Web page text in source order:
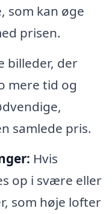
som kan øge
prisen.
billeder, der
mere tid og
samlede pris.
Hvis
op i svære eller
som høje lofter